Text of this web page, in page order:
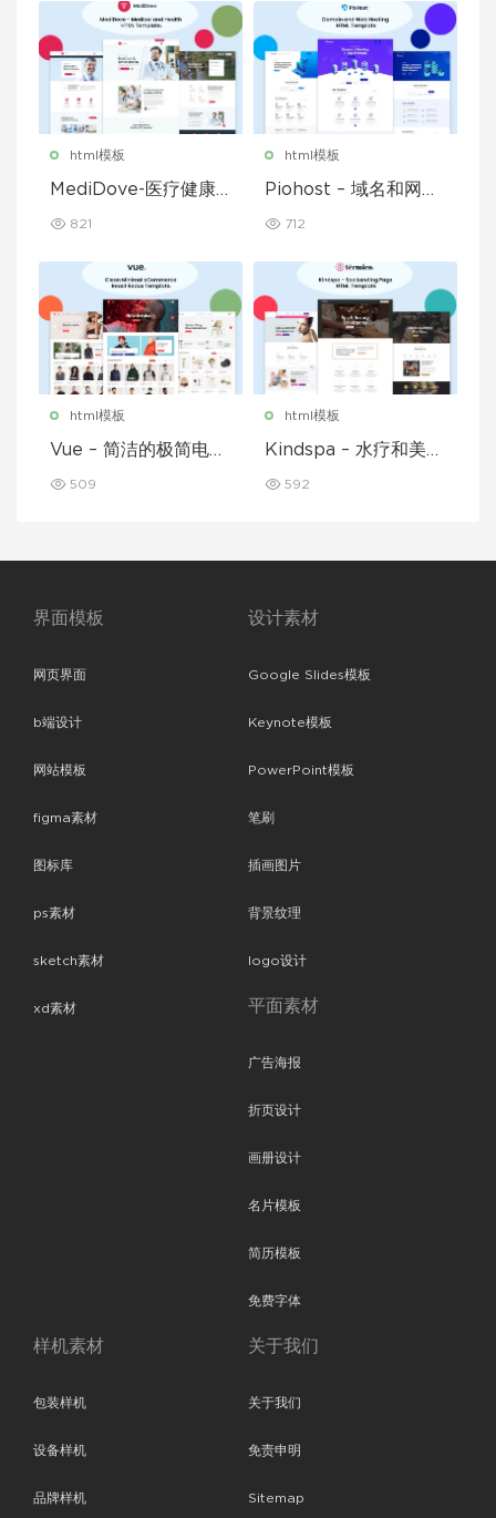
html模板
MediDove-医疗健康H
821
html模板
Piohost – 域名和网站
712
html模板
Vue – 简洁的极简电子
板
509
html模板
Kindspa – 水疗和美容
592
界面模板
网页界面
b端设计
网站模板
figma素材
图标库
ps素材
sketch素材
xd素材
设计素材
Google Slides模板
Keynote模板
PowerPoint模板
笔刷
插画图片
背景纹理
logo设计
平面素材
广告海报
折页设计
画册设计
名片模板
简历模板
免费字体
样机素材
包装样机
设备样机
品牌样机
关于我们
关于我们
免责申明
Sitemap